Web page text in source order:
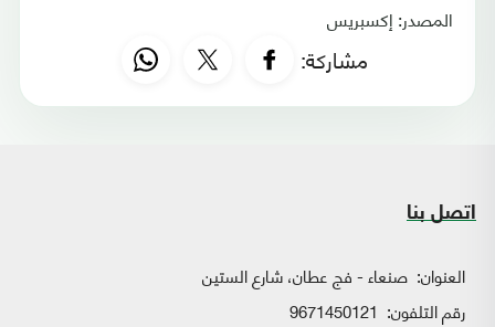
المصدر: إكسبريس
مشاركة:
اتصل بنا
العنوان: صنعاء - فج عطان، شارع الستين
رقم التلفون: 9671450121